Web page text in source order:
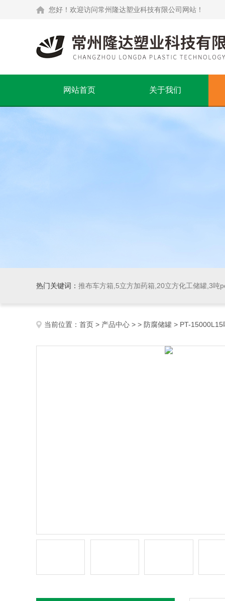
您好！欢迎访问常州隆达塑业科技有限公司网站！
网站首页 关于我们
热门关键词： 推布车方箱,5立方加药箱,20立方化工储罐,3吨
当前位置： 首页 > 产品中心 > > 防腐储罐 > PT-15000L15